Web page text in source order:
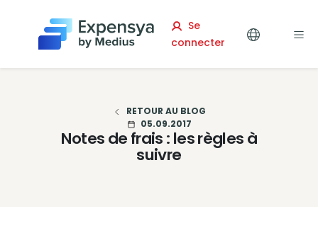
Expensya
Se
connecter
RETOUR AU BLOG
05.09.2017
Notes de frais : les règles à
suivre